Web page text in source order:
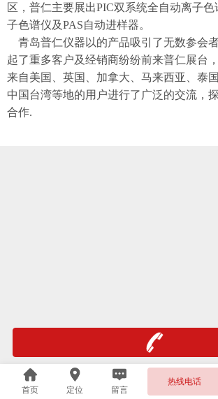
区，普仁主要展出PIC双系统全自动离子色
子色谱仪及PAS自动进样器。
青岛普仁仪器以的产品吸引 了无数参会
起了重多客户及经销商纷纷前来普仁展台
来自美国、英国、加拿大、马来西亚、泰
中国台湾等地的用户进行了广泛的交流，
合作.
首页 定位 留言
热线电话